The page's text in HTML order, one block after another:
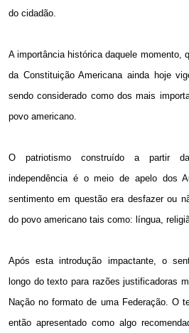
do cidadão.
A importância histórica daquele momento,
da Constituição Americana ainda hoje
sendo considerado como dos mais
povo americano.
O patriotismo construído a partir
independência é o meio de apelo dos
sentimento em questão era desfazer ou
do povo americano tais como: língua,
Após esta introdução impactante, o
longo do texto para razões justificadoras
Nação no formato de uma Federação. O
então apresentado como algo